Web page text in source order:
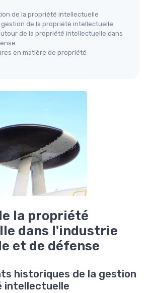
de la propriété intellectuelle
de la propriété intellectuelle
de la propriété intellectuelle dans
en matière de propriété
la propriété
dans l'industrie
et de défense
historiques de la gestion
intellectuelle